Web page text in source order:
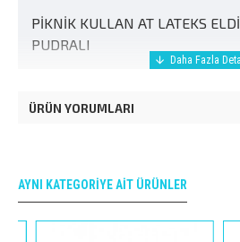
PİKNİK KULLAN AT LATEKS
PUDRALI
ÜRÜN YORUMLARI
AYNI KATEGORIYE AIT ÜRÜNLER